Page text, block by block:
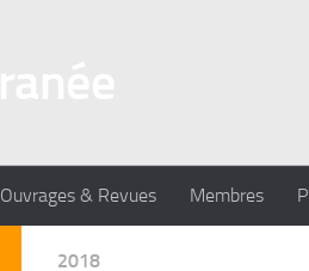
Ouvrages & Revues Membres
2018